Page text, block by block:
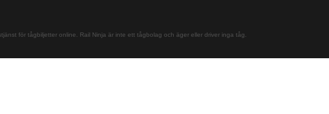
Tåg från Lissabon till Madrid
för tågbiljetter online. Rail Ninja är inte ett tågbolag och äger eller driver inga tåg.